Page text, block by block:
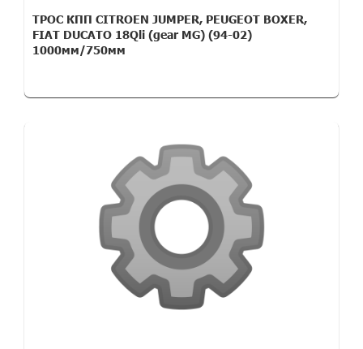
ТРОС КПП CITROEN JUMPER, PEUGEOT BOXER,
FIAT DUCATO 18Qli (gear MG) (94-02)
1000мм/750мм